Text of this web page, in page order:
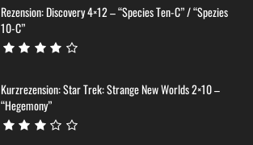
Rezension: Discovery 4×12 – “Species Ten-C” / “Spezies
10-C”
Kurzrezension: Star Trek: Strange New Worlds 2×10 –
“Hegemony”